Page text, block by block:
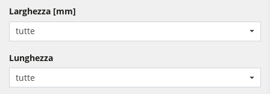
Toupie
Centri di lavoro CNC
Squadratrici e seghe circolari
Pialle
Bordatrici
Calibratrici e levigatrici
Larghezza [mm]
tutte
Lunghezza
tutte